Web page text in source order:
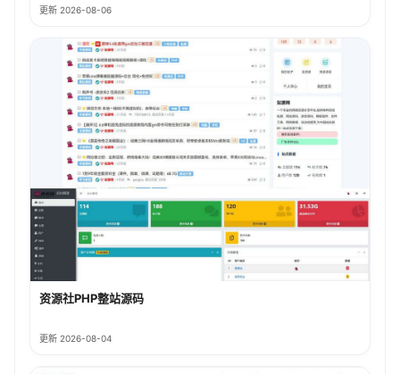
更新 2026-08-06
资源社PHP整站源码
更新 2026-08-04